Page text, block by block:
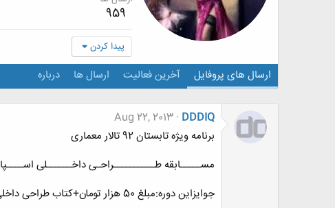
959
پیدا کردن
ارسال های پروفایل آخرین فعالیت ارسال ها درباره
DDDIQ
Aug 22, 2013
برنامه ویژه تابستان 92 تالار معماری
مســـــابقه طــــــــــراحـی داخــــــلی اســــپا SPA
جوایزاین دوره:مبلغ 50 هزار تومان+کتاب طراحی داخلی+کسب تقدیر نامه